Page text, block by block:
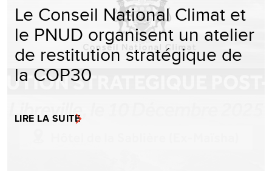
Le Conseil National Climat et
le PNUD organisent un atelier
de restitution stratégique de
la COP30
LIRE LA SUITE